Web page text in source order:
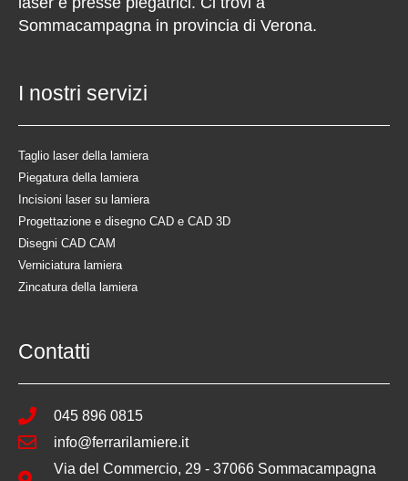
Sommacampagna in provincia di Verona.
I nostri servizi
Taglio laser della lamiera
Piegatura della lamiera
Incisioni laser su lamiera
Progettazione e disegno CAD e CAD 3D
Disegni CAD CAM
Verniciatura lamiera
Zincatura della lamiera
Contatti
045 896 0815
info@ferrarilamiere.it
Via del Commercio, 29 - 37066 Sommacampagna